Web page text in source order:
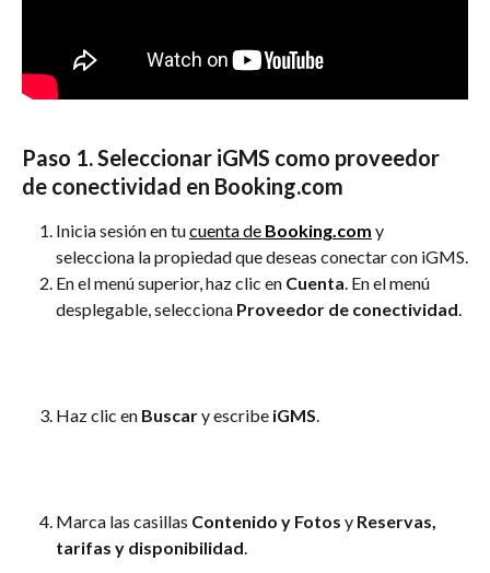
Paso 1. Seleccionar iGMS como proveedor
de conectividad en Booking.com
Inicia sesión en tu cuenta de Booking.com y
selecciona la propiedad que deseas conectar con iGMS.
En el menú superior, haz clic en Cuenta. En el menú
desplegable, selecciona Proveedor de conectividad.
Haz clic en Buscar y escribe iGMS.
Marca las casillas Contenido y Fotos y Reservas,
tarifas y disponibilidad.